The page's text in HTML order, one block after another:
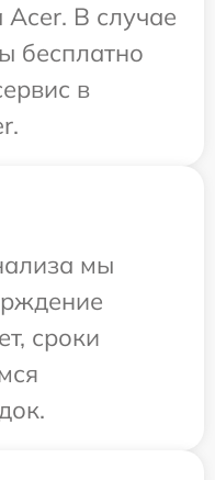
Acer. В случае
бесплатно
в
мы
сроки